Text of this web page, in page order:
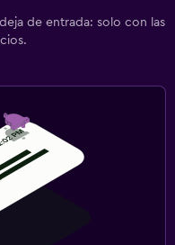
de entrada: solo con las